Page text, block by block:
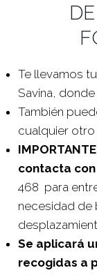
Te llevamos
Savina,
También
cualquier otro
contacta
468 para
necesidad de
Se aplicará
recogidas a